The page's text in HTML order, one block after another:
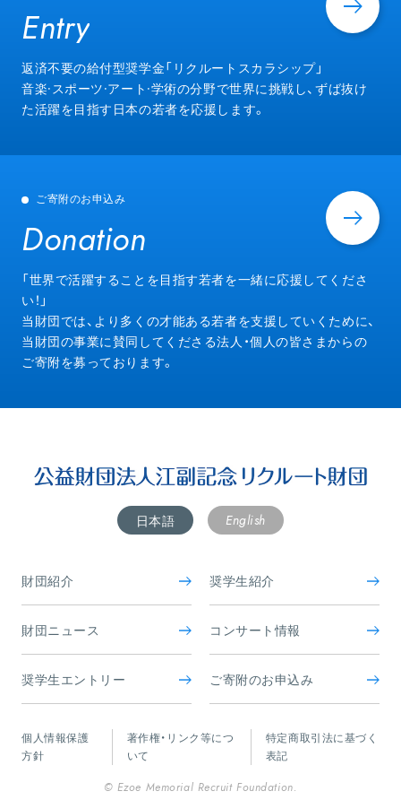
Entry
Entry
返済不要の給付型奨学金「リクルートスカラシップ」
音楽·スポーツ·アート·学術の分野で世界に挑戦し、ずば抜け
た活躍を目指す日本の若者を応援します。
ご寄附のお申込み
Donation
Donation
「世界で活躍することを目指す若者を一緒に応援してくださ
い！」
当財団では、より多くの才能ある若者を支援していくために、
当財団の事業に賛同してくださる法人・個人の皆さまからの
ご寄附を募っております。
日本語 English
財団紹介 奨学生紹介
財団ニュース コンサート情報
奨学生エントリー ご寄附のお申込み
個人情報保護
方針
著作権・リンク等につ
いて
特定商取引法に基づく
表記
© Ezoe Memorial Recruit Foundation.